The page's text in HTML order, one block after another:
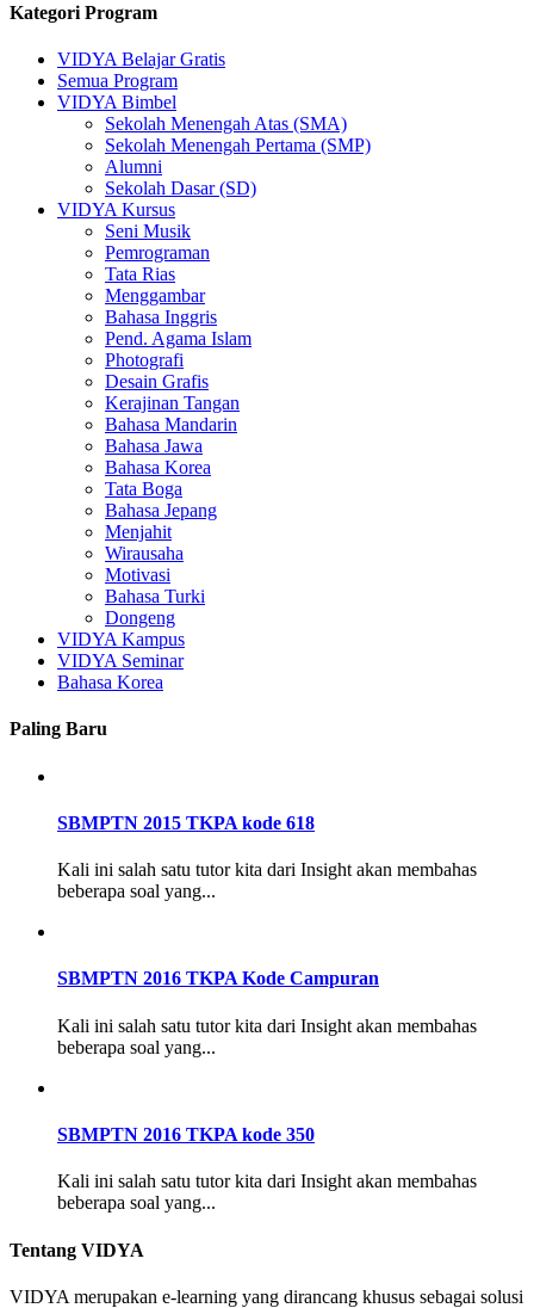
Kategori Program
VIDYA Belajar Gratis
Semua Program
VIDYA Bimbel
Sekolah Menengah Atas (SMA)
Sekolah Menengah Pertama (SMP)
Alumni
Sekolah Dasar (SD)
VIDYA Kursus
Seni Musik
Pemrograman
Tata Rias
Menggambar
Bahasa Inggris
Pend. Agama Islam
Photografi
Desain Grafis
Kerajinan Tangan
Bahasa Mandarin
Bahasa Jawa
Bahasa Korea
Tata Boga
Bahasa Jepang
Menjahit
Wirausaha
Motivasi
Bahasa Turki
Dongeng
VIDYA Kampus
VIDYA Seminar
Bahasa Korea
Paling Baru
SBMPTN 2015 TKPA kode 618
Kali ini salah satu tutor kita dari Insight akan membahas
beberapa soal yang...
SBMPTN 2016 TKPA Kode Campuran
Kali ini salah satu tutor kita dari Insight akan membahas
beberapa soal yang...
SBMPTN 2016 TKPA kode 350
Kali ini salah satu tutor kita dari Insight akan membahas
beberapa soal yang...
Tentang VIDYA
VIDYA merupakan e-learning yang dirancang khusus sebagai solusi